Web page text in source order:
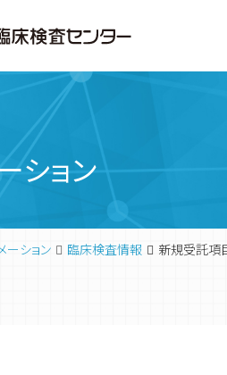
床検査
表挨拶
ション
ーション 臨床検査情報 新規受託項